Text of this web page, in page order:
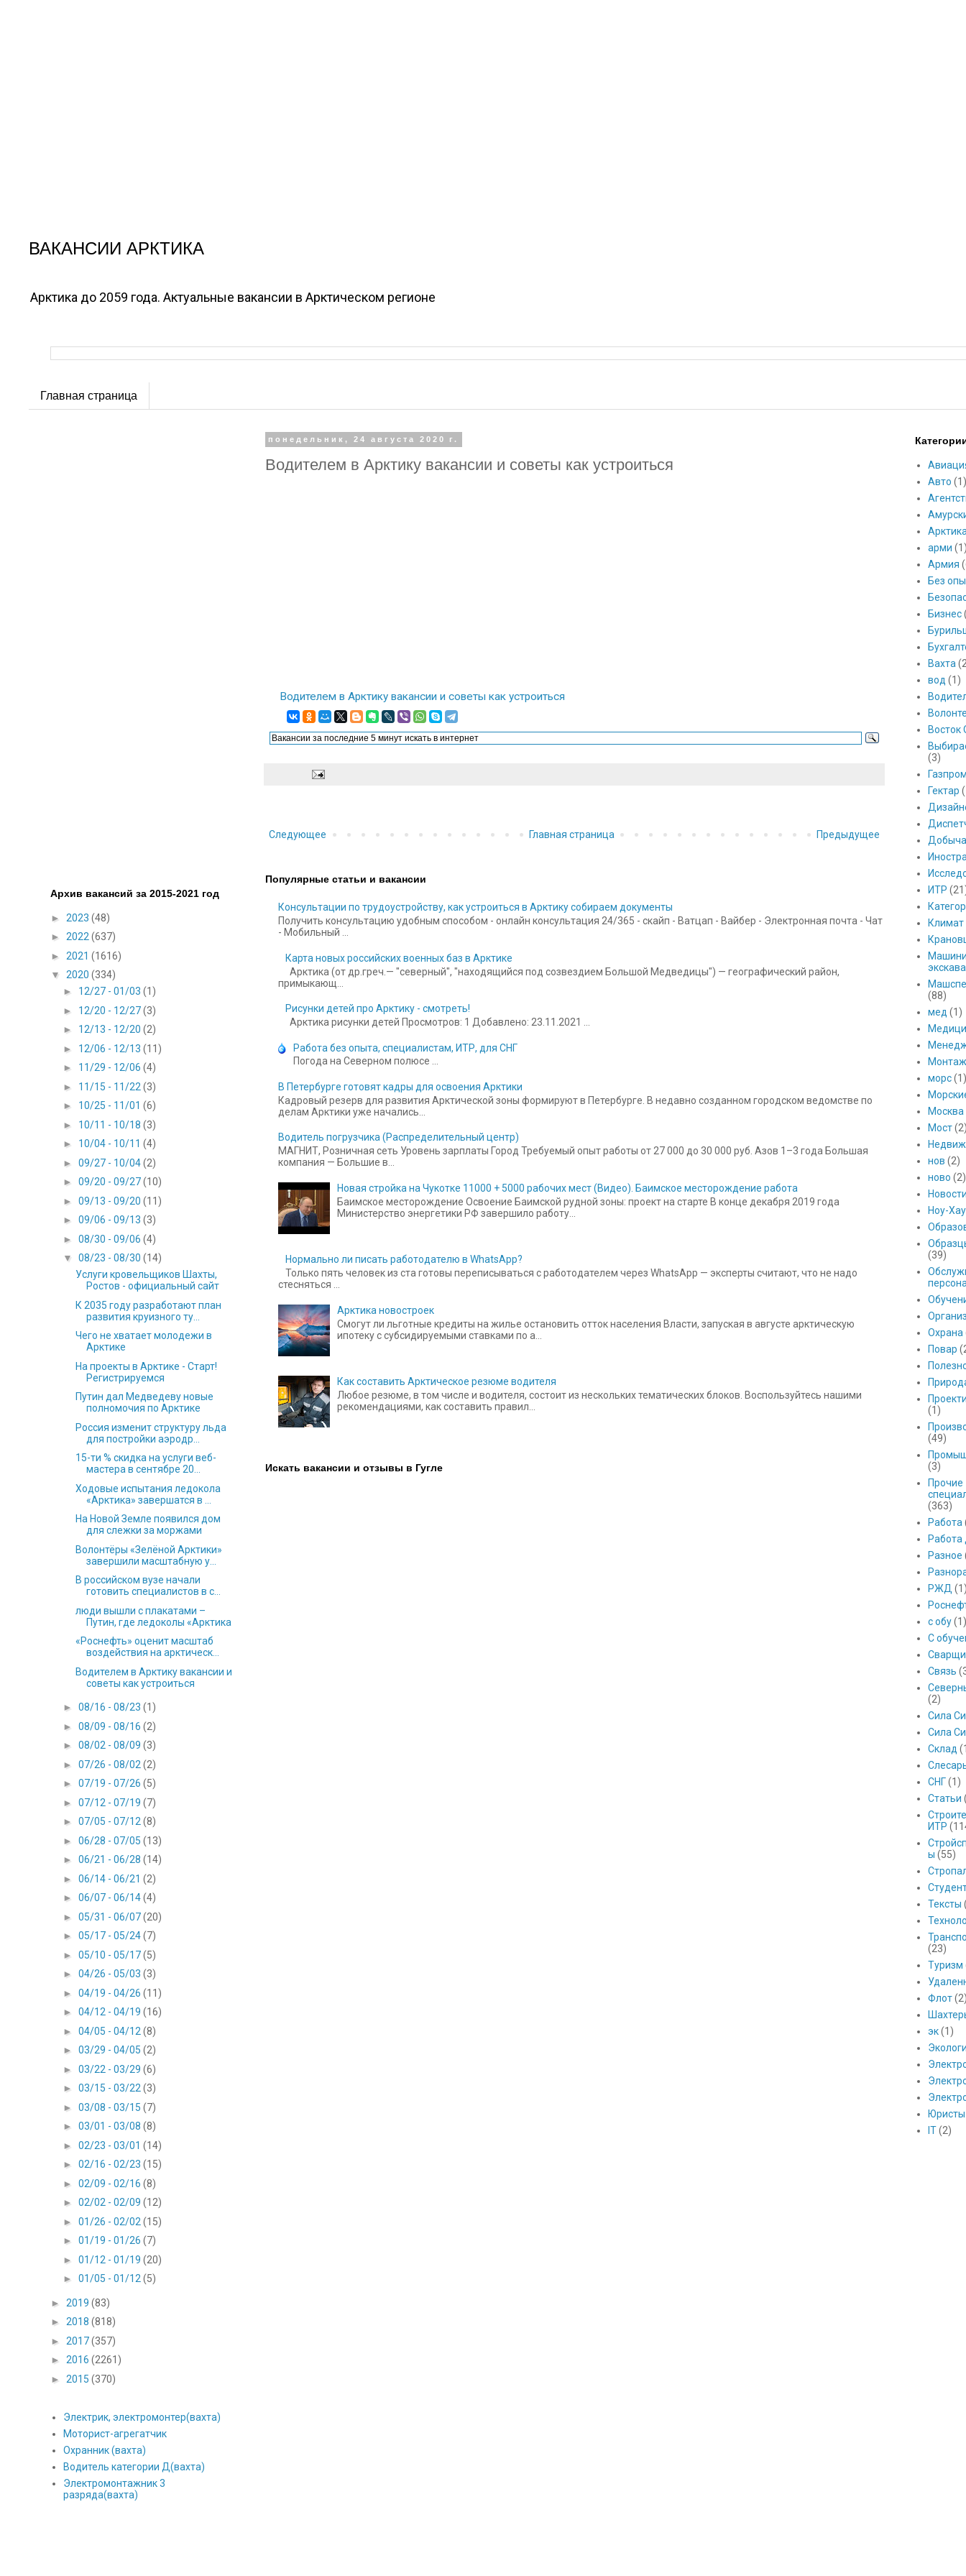
ВАКАНСИИ АРКТИКА
Арктика до 2059 года. Актуальные вакансии в Арктическом регионе
Главная страница
понедельник, 24 августа 2020 г.
Водителем в Арктику вакансии и советы как устроиться
Водителем в Арктику вакансии и советы как устроиться
Следующее Предыдущее
Главная страница
Популярные статьи и вакансии
Консультации по трудоустройству, как устроиться в Арктику собираем документы
Получить консультацию удобным способом - онлайн консультация 24/365 - скайп - Ватцап - Вайбер - Электронная почта - Чат
- Мобильный ...
Карта новых российских военных баз в Арктике
Арктика (от др.греч.— "северный", "находящийся под созвездием Большой Медведицы") — географический район,
примыкающ...
Рисунки детей про Арктику - смотреть!
Арктика рисунки детей Просмотров: 1 Добавлено: 23.11.2021 ...
Работа без опыта, специалистам, ИТР, для СНГ
Погода на Северном полюсе ...
В Петербурге готовят кадры для освоения Арктики
Кадровый резерв для развития Арктической зоны формируют в Петербурге. В недавно созданном городском ведомстве по
делам Арктики уже начались...
Водитель погрузчика (Распределительный центр)
МАГНИТ, Розничная сеть Уровень зарплаты Город Требуемый опыт работы от 27 000 до 30 000 руб. Азов 1–3 года Большая
компания — Большие в...
Новая стройка на Чукотке 11000 + 5000 рабочих мест (Видео). Баимское месторождение работа
Баимское месторождение Освоение Баимской рудной зоны: проект на старте В конце декабря 2019 года
Министерство энергетики РФ завершило работу...
Нормально ли писать работодателю в WhatsApp?
Только пять человек из ста готовы переписываться с работодателем через WhatsApp — эксперты считают, что не надо
стесняться ...
Арктика новостроек
Смогут ли льготные кредиты на жилье остановить отток населения Власти, запуская в августе арктическую
ипотеку с субсидируемыми ставками по а...
Как составить Арктическое резюме водителя
Любое резюме, в том числе и водителя, состоит из нескольких тематических блоков. Воспользуйтесь нашими
рекомендациями, как составить правил...
Искать вакансии и отзывы в Гугле
Архив вакансий за 2015-2021 год
► 2023 (48)
► 2022 (637)
► 2021 (1616)
▼ 2020 (334)
► 12/27 - 01/03 (1)
► 12/20 - 12/27(3)
► 12/13 - 12/20 (2)
► 12/06 - 12/13 (11)
► 11/29 - 12/06 (4)
► 11/15 - 11/22 (3)
► 10/25 - 11/01 (6)
► 10/11 - 10/18 (3)
► 10/04 - 10/11 (4)
► 09/27 - 10/04(2)
► 09/20 - 09/27(10)
► 09/13 - 09/20 (11)
► 09/06 - 09/13 (3)
► 08/30 - 09/06 (4)
▼ 08/23 - 08/30 (14)
Услуги кровельщиков Шахты,
Ростов - официальный сайт
К 2035 году разработают план
развития круизного ту...
Чего не хватает молодежи в
Арктике
На проекты в Арктике - Старт!
Регистрируемся
Путин дал Медведеву новые
полномочия по Арктике
Россия изменит структуру льда
для постройки аэродр...
15-ти % скидка на услуги веб-
мастера в сентябре 20...
Ходовые испытания ледокола
«Арктика» завершатся в ...
На Новой Земле появился дом
для слежки за моржами
Волонтёры «Зелёной Арктики»
завершили масштабную у...
В российском вузе начали
готовить специалистов в с...
люди вышли с плакатами –
Путин, где ледоколы «Арктика
«Роснефть» оценит масштаб
воздействия на арктическ...
Водителем в Арктику вакансии и
советы как устроиться
► 08/16 - 08/23 (1)
► 08/09 - 08/16 (2)
► 08/02 - 08/09 (3)
► 07/26 - 08/02 (2)
► 07/19 - 07/26 (5)
► 07/12 - 07/19 (7)
► 07/05 - 07/12 (8)
► 06/28 - 07/05 (13)
► 06/21 - 06/28 (14)
► 06/14 - 06/21 (2)
► 06/07 - 06/14(4)
► 05/31 - 06/07(20)
► 05/17 - 05/24(7)
► 05/10 - 05/17(5)
► 04/26 - 05/03 (3)
► 04/19 - 04/26 (11)
► 04/12 - 04/19 (16)
► 04/05 - 04/12 (8)
► 03/29 - 04/05 (2)
► 03/22 - 03/29 (6)
► 03/15 - 03/22 (3)
► 03/08 - 03/15 (7)
► 03/01 - 03/08 (8)
► 02/23 - 03/01 (14)
► 02/16 - 02/23 (15)
► 02/09 - 02/16 (8)
► 02/02 - 02/09 (12)
► 01/26 - 02/02 (15)
► 01/19 - 01/26 (7)
► 01/12 - 01/19 (20)
► 01/05 - 01/12 (5)
► 2019 (83)
► 2018 (818)
► 2017(357)
► 2016 (2261)
► 2015 (370)
Электрик, электромонтер(вахта)
Моторист-агрегатчик
Охранник (вахта)
Водитель категории Д(вахта)
Электромонтажник 3
разряда(вахта)
Авто (1)
арми
Армия
Без
Бизнес
Вахта
вод (1)
Восток
(3)
Гектар
Добыча
ИТР
Климат
(88)
мед (1)
морс (1)
Москва
Мост
нов (2)
ново (2)
Ноу-Хау
(39)
Охрана
Повар
(1)
(49)
(3)
Прочие
(363)
Работа
Работа
Разное
РЖД
с обу (1)
С
Связь
(2)
Сила
Сила
Склад
СНГ (1)
Статьи
ИТР
ы (55)
Тексты
(23)
Туризм
Флот
эк (1)
Юристы
IT (2)